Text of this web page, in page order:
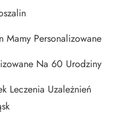
Mamy Personalizowane
Na 60 Urodziny
Leczenia Uzależnień